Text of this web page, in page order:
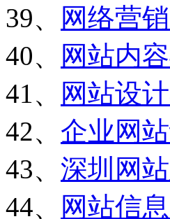
39、
网络营
40、
网站内
41、
网站设
42、 企业网
43、 深圳网
44、
网站信